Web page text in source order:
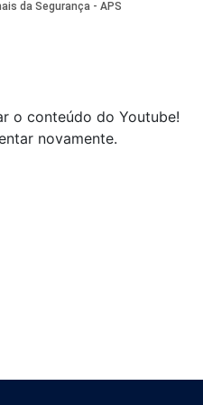
o conteúdo do Youtube!
novamente.